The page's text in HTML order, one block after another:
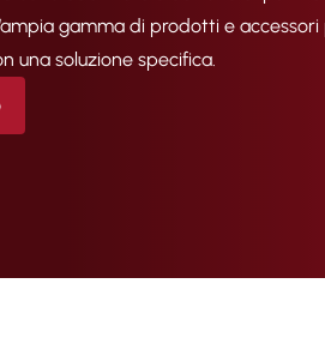
gamma di prodotti e
una soluzione specifica.